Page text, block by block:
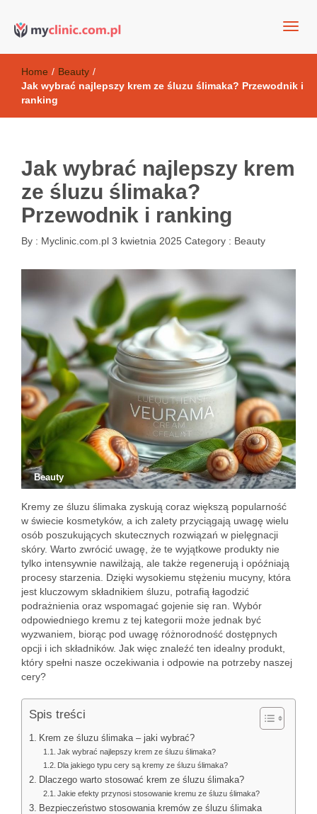
Kosmetyki antyoksydacyjne
Home / Beauty /
Jak wybrać najlepszy krem ze śluzu ślimaka? Przewodnik i
ranking
Jak wybrać najlepszy krem
ze śluzu ślimaka?
Przewodnik i ranking
By : Myclinic.com.pl 3 kwietnia 2025 Category : Beauty
Beauty
Kremy ze śluzu ślimaka zyskują coraz większą popularność
w świecie kosmetyków, a ich zalety przyciągają uwagę wielu
osób poszukujących skutecznych rozwiązań w pielęgnacji
skóry. Warto zwrócić uwagę, że te wyjątkowe produkty nie
tylko intensywnie nawilżają, ale także regenerują i opóźniają
procesy starzenia. Dzięki wysokiemu stężeniu mucyny, która
jest kluczowym składnikiem śluzu, potrafią łagodzić
podrażnienia oraz wspomagać gojenie się ran. Wybór
odpowiedniego kremu z tej kategorii może jednak być
wyzwaniem, biorąc pod uwagę różnorodność dostępnych
opcji i ich składników. Jak więc znaleźć ten idealny produkt,
który spełni nasze oczekiwania i odpowie na potrzeby naszej
cery?
Spis treści
Krem ze śluzu ślimaka – jaki wybrać?
Jak wybrać najlepszy krem ze śluzu ślimaka?
Dla jakiego typu cery są kremy ze śluzu ślimaka?
Dlaczego warto stosować krem ze śluzu ślimaka?
Jakie efekty przynosi stosowanie kremu ze śluzu ślimaka?
Bezpieczeństwo stosowania kremów ze śluzu ślimaka